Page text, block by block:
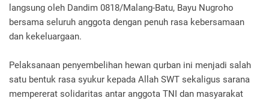
langsung oleh Dandim 0818/Malang-Batu, Bayu Nugroho
bersama seluruh anggota dengan penuh rasa kebersamaan
dan kekeluargaan.
Pelaksanaan penyembelihan hewan qurban ini menjadi salah
satu bentuk rasa syukur kepada Allah SWT sekaligus sarana
mempererat solidaritas antar anggota TNI dan masyarakat